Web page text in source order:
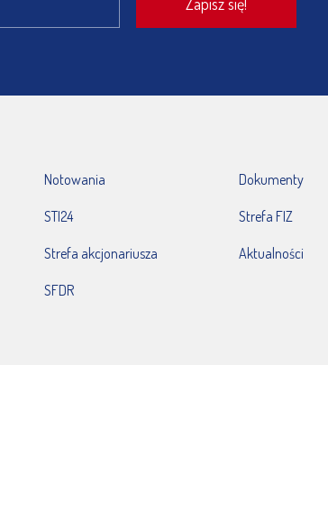
Notowania
STI24
Strefa akcjonariusza
SFDR
Dokumenty
Strefa FIZ
Aktualności